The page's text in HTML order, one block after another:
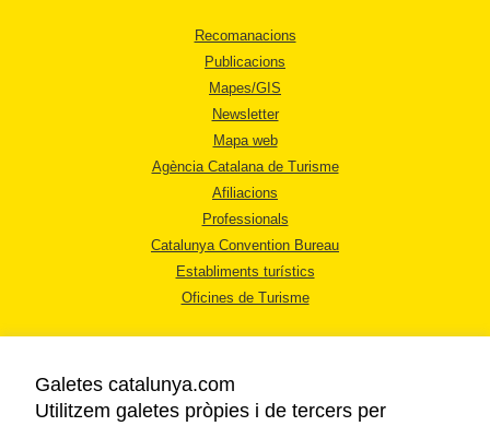
Recomanacions
Publicacions
Mapes/GIS
Newsletter
Mapa web
Agència Catalana de Turisme
Afiliacions
Professionals
Catalunya Convention Bureau
Establiments turístics
Oficines de Turisme
Galetes catalunya.com
Utilitzem galetes pròpies i de tercers per